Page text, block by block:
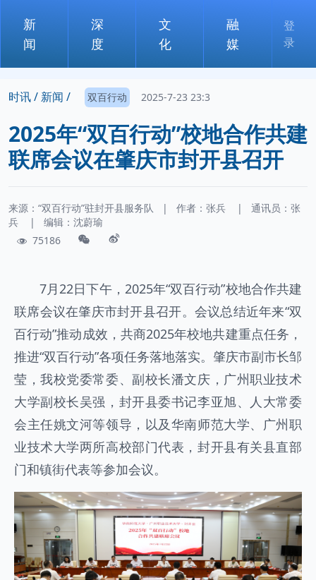
新
闻
深
度
文
化
融
媒
登
录
时讯 / 新闻 / 双百行动 2025-7-23 23:3
2025年“双百行动”校地合作共建
联席会议在肇庆市封开县召开
来源：“双百行动”驻封开县服务队 | 作者： 张兵 | 通讯员： 张
兵
|
编辑：沈蔚瑜
75186
7月22日下午，2025年“双百行动”校地合作共建
联席会议在肇庆市封开县召开。会议总结近年来“双
百行动”推动成效，共商2025年校地共建重点任务，
推进“双百行动”各项任务落地落实。肇庆市副市长邹
莹，我校党委常委、副校长潘文庆，广州职业技术
大学副校长吴强，封开县委书记李亚旭、人大常委
会主任姚文河等领导，以及华南师范大学、广州职
业技术大学两所高校部门代表，封开县有关县直部
门和镇街代表等参加会议。